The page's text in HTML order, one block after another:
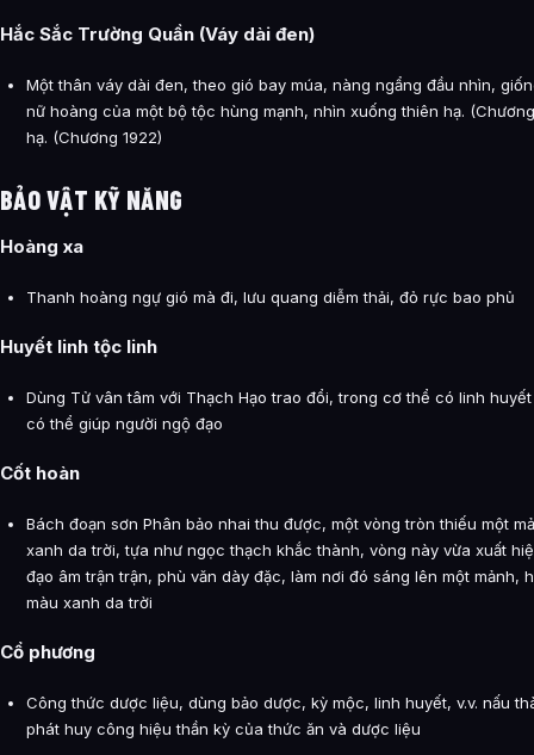
Hắc Sắc Trường Quần (Váy dài đen)
Một thân váy dài đen, theo gió bay múa, nàng ngẩng đầu nhìn,
nữ hoàng của một bộ tộc hùng mạnh, nhìn xuống thiên hạ.
hạ. (Chương 1922)
BẢO VẬT KỸ NĂNG
Hoàng xa
Thanh hoàng ngự gió mà đi, lưu quang diễm thải, đỏ rực bao phủ
Huyết linh tộc linh
Dùng Tử vân tâm với Thạch Hạo trao đổi, trong cơ thể có linh
có thể giúp người ngộ đạo
Cốt hoàn
Bách đoạn sơn Phân bảo nhai thu được, một vòng tròn thiếu một
xanh da trời, tựa như ngọc thạch khắc thành, vòng này vừa xuất
đạo âm trận trận, phù văn dày đặc, làm nơi đó sáng lên một mảnh,
màu xanh da trời
Cổ phương
Công thức dược liệu, dùng bảo dược, kỳ mộc, linh huyết, v.v. nấu
phát huy công hiệu thần kỳ của thức ăn và dược liệu